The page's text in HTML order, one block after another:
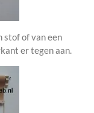
stof of van een
er tegen aan.